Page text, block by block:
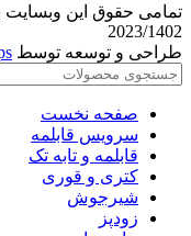
تمامی حقوق این وبسایت
2023/1402
طراحی و توسعه توسط
صفحه نخست
سرویس قابلمه
قابلمه و تابه تک
کتری و قوری
شیرجوش
زودپز